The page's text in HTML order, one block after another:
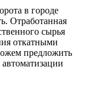
в городе
Отработанная
сырья
откатными
предложить